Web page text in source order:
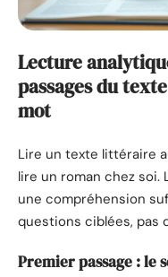
Lecture
passages du
mot
Lire un texte littéraire
lire un roman chez
une compréhension
questions ciblées, pas
Premier passage : le